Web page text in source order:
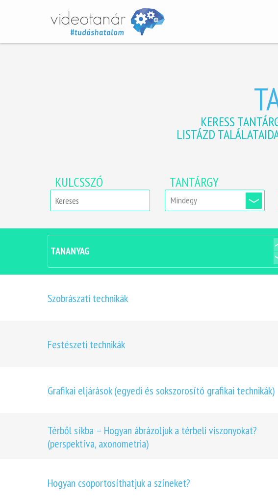
KERESS
LISTÁZD
KULCSSZÓ TANTÁRGY
TANANYAG
Szobrászati technikák
Festészeti technikák
Grafikai eljárások (egyedi és sokszorosító grafikai technikák)
Térből síkba – Hogyan ábrázoljuk a térbeli viszonyokat?
(perspektíva, axonometria)
Hogyan csoportosíthatjuk a színeket?